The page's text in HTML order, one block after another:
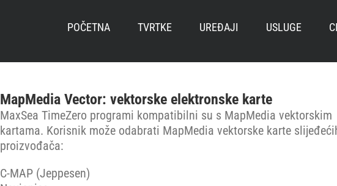
POČETNA TVRTKE UREĐAJI USLUGE
MapMedia Vector: vektorske elektronske karte
MaxSea TimeZero programi kompatibilni su s MapMedia vektorskim
kartama. Korisnik može odabrati MapMedia vektorske karte
proizvođača:
C-MAP (Jeppesen)